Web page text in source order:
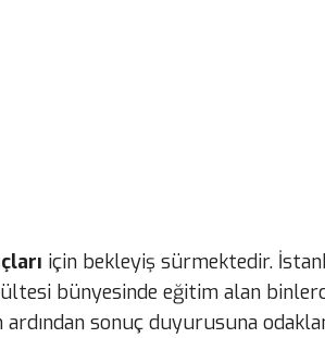
için bekleyiş sürmektedir.
bünyesinde eğitim alan
ardından sonuç duyurusuna